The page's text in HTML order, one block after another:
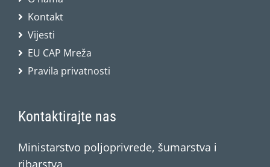
Kontakt
Vijesti
EU CAP Mreža
Pravila privatnosti
Kontaktirajte nas
Ministarstvo poljoprivrede, šumarstva i
ribarstva